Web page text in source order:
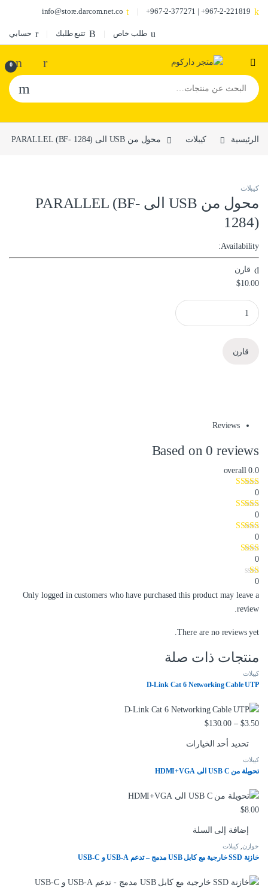
967-2-221819+ | 967-2-377271+
info@store.darcom.net.co
طلب خاص تتبع طلبك حسابي
0
البحث عن:
الرئيسية كيبلات محول من USB الى PARALLEL (BF- 1284)
كيبلات
محول من USB الى PARALLEL (BF-
1284)
Availability:
قارن
$10.00
محول من USB الى PARALLEL (BF- 1284) quantity
قارن
Reviews
Based on 0 reviews
0.0
overall
0
0
0
0
0
Only logged in customers who have purchased this product may leave a
review.
There are no reviews yet.
منتجات ذات صلة
كيبلات
D-Link Cat 6 Networking Cable UTP
$3.50
–
$130.00 نطاق السعر: من ⁦$3.50⁩ خلال ⁦$130.00⁩
تحديد أحد الخيارات
هناك العديد من الأشكال المختلفة لهذا المنتج. يمكن اختيار الخيارات على
كيبلات
تحويلة من USB C الى HDMI+VGA
$8.00
إضافة إلى السلة
خوازن ,كيبلات
خازنة SSD خارجية مع كابل USB مدمج – تدعم USB-A و USB-C